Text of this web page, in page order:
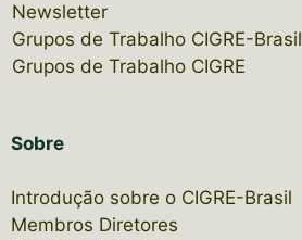
Newsletter
Grupos de Trabalho CIGRE-Brasil
Grupos de Trabalho CIGRE
Sobre
Introdução sobre o CIGRE-Brasil
Membros Diretores